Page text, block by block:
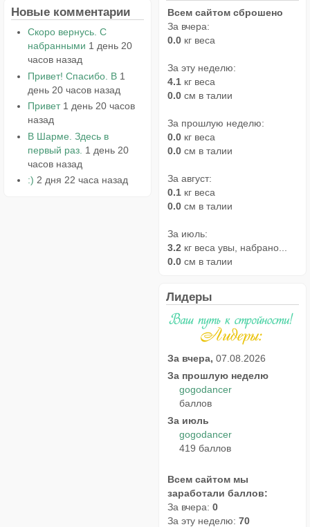
Новые комментарии
Скоро вернусь. С
набранными 1 день 20
часов назад
Привет! Спасибо. В 1
день 20 часов назад
Привет 1 день 20 часов
назад
В Шарме. Здесь в
первый раз. 1 день 20
часов назад
:) 2 дня 22 часа назад
Всем сайтом сброшено
За вчера:
0.0 кг веса
За эту неделю:
4.1 кг веса
0.0 см в талии
За прошлую неделю:
0.0 кг веса
0.0 см в талии
За август:
0.1 кг веса
0.0 см в талии
За июль:
3.2 кг веса увы, набрано...
0.0 см в талии
Лидеры
За вчера, 07.08.2026
За прошлую неделю
gogodancer
баллов
За июль
gogodancer
419 баллов
Всем сайтом мы
заработали баллов:
За вчера: 0
За эту неделю: 70